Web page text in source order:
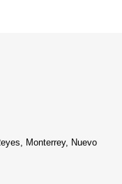
Monterrey, Nuevo